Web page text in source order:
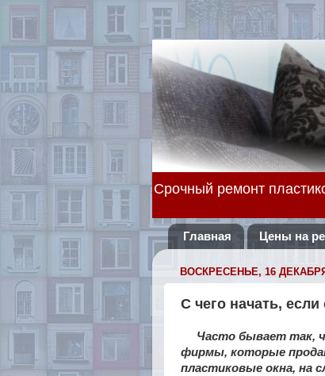
Срочный ремонт
Главная Цены на
ВОСКРЕСЕНЬЕ, 16 ДЕКАБРЯ
С чего начать,
Часто бывает так,
фирмы, которые
пластиковые окна, на